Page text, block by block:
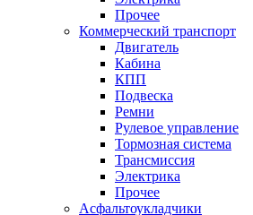
Прочее
Коммерческий транспорт
Двигатель
Кабина
КПП
Подвеска
Ремни
Рулевое управление
Тормозная система
Трансмиссия
Электрика
Прочее
Асфальтоукладчики